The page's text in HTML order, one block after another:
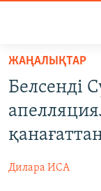
Skip
main
content
to
main
Navigation
АДАМ
ЖАҢАЛЫҚТАР
Белсенді
Дилара ИСА